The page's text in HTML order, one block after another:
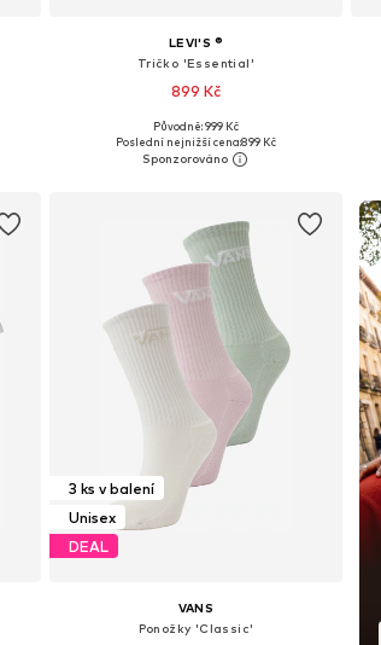
LEVI'S ®
Tričko 'Essential'
899 Kč
Dostupné velikosti: XS, S, M, L, XL
Přidat do košíku
Původně: 999 Kč
Poslední nejnižší cena:899 Kč
3 ks v balení
Unisex
DEAL
VANS
Ponožky 'Classic'